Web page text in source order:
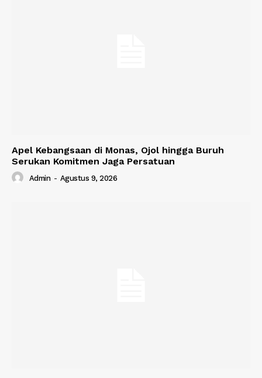
Apel Kebangsaan di Monas, Ojol hingga Buruh
Serukan Komitmen Jaga Persatuan
Admin - Agustus 9, 2026